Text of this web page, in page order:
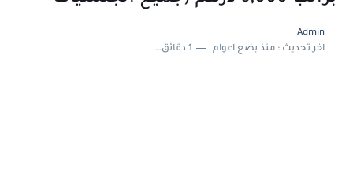
Admin
اخر تحديث :منذ بضع اعوام 1 دقائق للقراءة